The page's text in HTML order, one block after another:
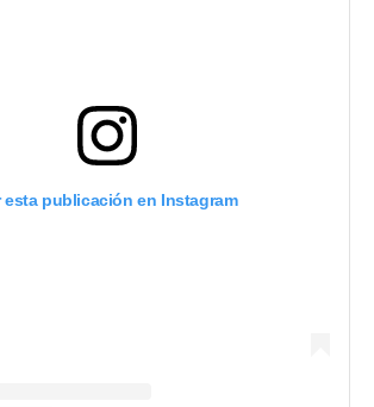
esta publicación en Instagram